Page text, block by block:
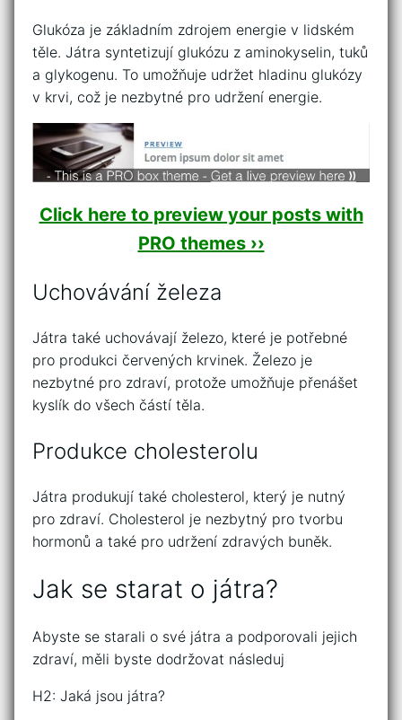
Glukóza je základním zdrojem energie v lidském
těle. Játra syntetizují glukózu z aminokyselin, tuků
a glykogenu. To umožňuje udržet hladinu glukózy
v krvi, což je nezbytné pro udržení energie.
Click here to preview your posts with
PRO themes ››
Uchovávání železa
Játra také uchovávají železo, které je potřebné
pro produkci červených krvinek. Železo je
nezbytné pro zdraví, protože umožňuje přenášet
kyslík do všech částí těla.
Produkce cholesterolu
Játra produkují také cholesterol, který je nutný
pro zdraví. Cholesterol je nezbytný pro tvorbu
hormonů a také pro udržení zdravých buněk.
Jak se starat o játra?
Abyste se starali o své játra a podporovali jejich
zdraví, měli byste dodržovat následuj
H2: Jaká jsou játra?